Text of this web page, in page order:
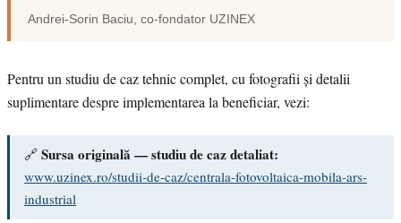
Andrei-Sorin Baciu, co-fondator UZINEX
Pentru un studiu de caz tehnic complet, cu fotografii și detalii
suplimentare despre implementarea la beneficiar, vezi:
🔗 Sursa originală — studiu de caz detaliat:
www.uzinex.ro/studii-de-caz/centrala-fotovoltaica-mobila-ars-
industrial